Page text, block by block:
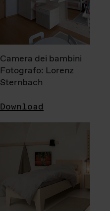
Camera dei bambini
Fotografo: Lorenz
Sternbach
Download